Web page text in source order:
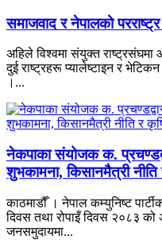
समाजवाद र नेपालको परराष्ट्र
अहिले विश्वमा संयुक्त
दुई राष्ट्रहरू प्यालेष्टाइन र
।...
नेकपाका संयोजक क.
शुभकामना, किसानमैत्री नीति
काठमाडौँ । नेपाल कम्युनिष्ट
दिवस तथा रोपाइँ दिवस २०८३ को
जनसमुदायमा...